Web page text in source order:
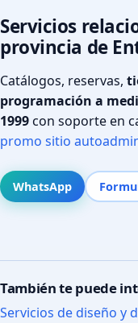
Servicios
provincia de
Catálogos, reservas,
programación a
1999con soporte en
promo sitio
WhatsApp
También te puede
Servicios de diseño y